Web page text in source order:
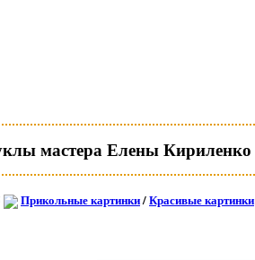
мастера Елены Кириленко
Прикольные картинки/Красивые картинки